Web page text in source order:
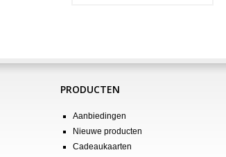
PRODUCTEN
Aanbiedingen
Nieuwe producten
Cadeaukaarten